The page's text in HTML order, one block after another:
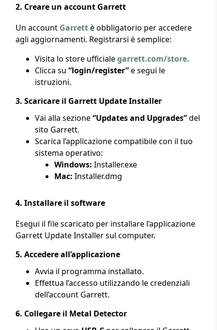
2. Creare un account Garrett
Un account Garrettè obbligatorio per accedere
agli aggiornamenti. Registrarsi è semplice:
Visita lo store ufficialegarrett.com/store.
Clicca su “login/register”e segui le
istruzioni.
3. Scaricare il Garrett Update Installer
Vai alla sezione“Updates and Upgrades”del
sito Garrett.
Scarica l’applicazione compatibile con il tuo
sistema operativo:
Windows: Installer.exe
Mac: Installer.dmg
4. Installare il software
Esegui il file scaricato per installare l’applicazione
Garrett Update Installer sul computer.
5. Accedere all’applicazione
Avvia il programma installato.
Effettua l’accesso utilizzando le credenziali
dell’account Garrett.
6. Collegare il Metal Detector